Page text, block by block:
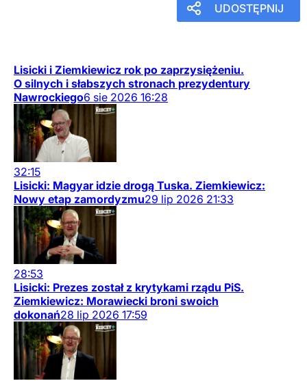
UDOSTĘPNIJ
Lisicki i Ziemkiewicz rok po zaprzysiężeniu.
O silnych i słabszych stronach prezydentury
Nawrockiego6 sie 2026 16:28
32:15
Lisicki: Magyar idzie drogą Tuska. Ziemkiewicz:
Nowy etap zamordyzmu29 lip 2026 21:33
28:53
Lisicki: Prezes został z krytykami rządu PiS.
Ziemkiewicz: Morawiecki broni swoich
dokonań28 lip 2026 17:59